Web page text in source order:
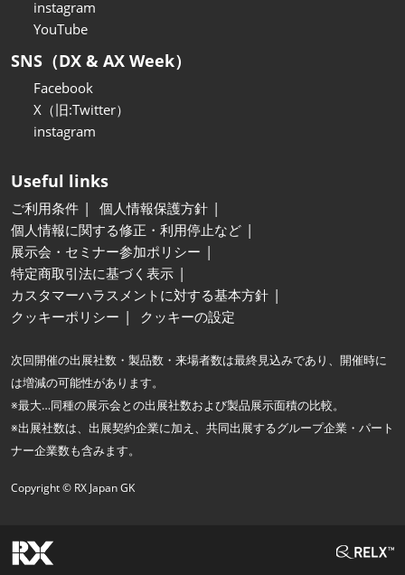
instagram
YouTube
SNS（DX & AX Week）
Facebook
X（旧:Twitter）
instagram
Useful links
ご利用条件
個人情報保護方針
個人情報に関する修正・利用停止など
展示会・セミナー参加ポリシー
特定商取引法に基づく表示
カスタマーハラスメントに対する基本方針
クッキーポリシー
クッキーの設定
次回開催の出展社数・製品数・来場者数は最終見込みであり、開催時に
は増減の可能性があります。
※最大…同種の展示会との出展社数および製品展示面積の比較。
※出展社数は、出展契約企業に加え、共同出展するグループ企業・パート
ナー企業数も含みます。
Copyright © RX Japan GK